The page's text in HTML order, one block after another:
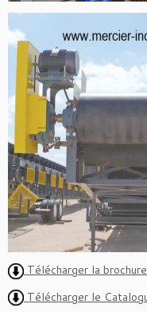
Télécharger la brochure
Télécharger le